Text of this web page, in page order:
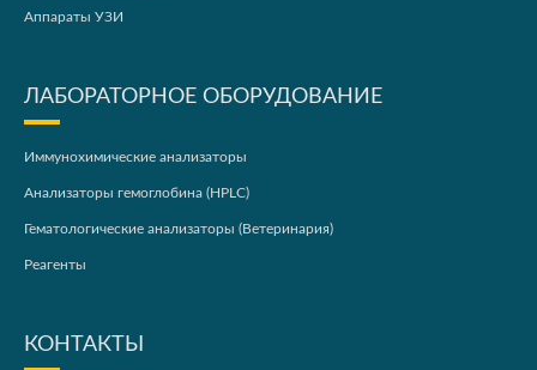
Аппараты УЗИ
ЛАБОРАТОРНОЕ ОБОРУДОВАНИЕ
Иммунохимические анализаторы
Анализаторы гемоглобина (HPLC)
Гематологические анализаторы (Ветеринария)
Реагенты
КОНТАКТЫ